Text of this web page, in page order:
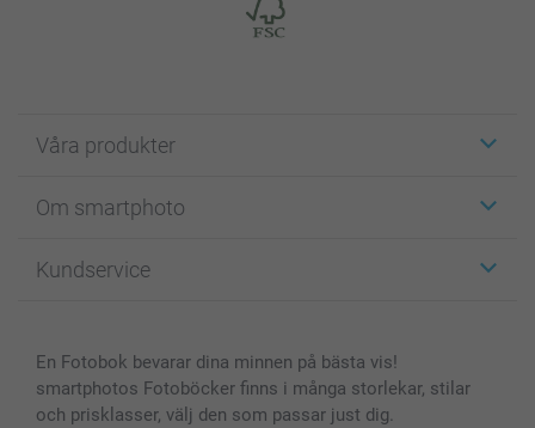
Våra produkter
Fotokort
Fotoböcker
Skal till Mobil & Surfplatta
MyNameBook
Om smartphoto
För affiliates
Sitemap
Villkor och garantier
Kundservice
smartbonus
Priser & betalning
En Fotobok bevarar dina minnen på bästa vis!
smartphotos Fotoböcker finns i många storlekar, stilar
och prisklasser, välj den som passar just dig.